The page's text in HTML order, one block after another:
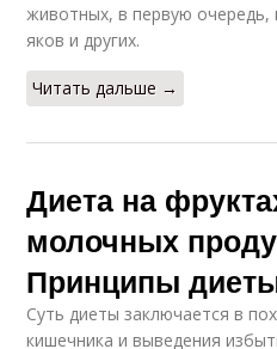
животных, в первую
яков и других.
Читать дальше →
Диета на
молочных
Принципы
Суть диеты заключается в
кишечника и выведения